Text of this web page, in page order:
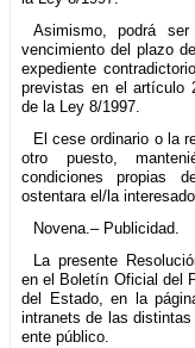
Asimismo, podrá
vencimiento del plazo
expediente
previstas en el artículo
de la Ley 8/1997.
El cese ordinario o la
otro puesto,
condiciones propias
ostentara el/la
Novena.– Publicidad.
La presente
en el Boletín Oficial del
del Estado, en la
intranets de las
ente público.